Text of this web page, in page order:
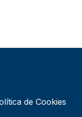
de Cookies